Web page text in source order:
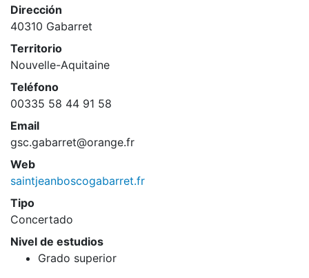
Dirección
40310 Gabarret
Territorio
Nouvelle-Aquitaine
Teléfono
00335 58 44 91 58
Email
gsc.gabarret@orange.fr
Web
saintjeanboscogabarret.fr
Tipo
Concertado
Nivel de estudios
Grado superior